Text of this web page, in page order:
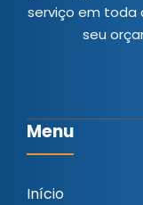
serviço em toda
seu
Menu
Início